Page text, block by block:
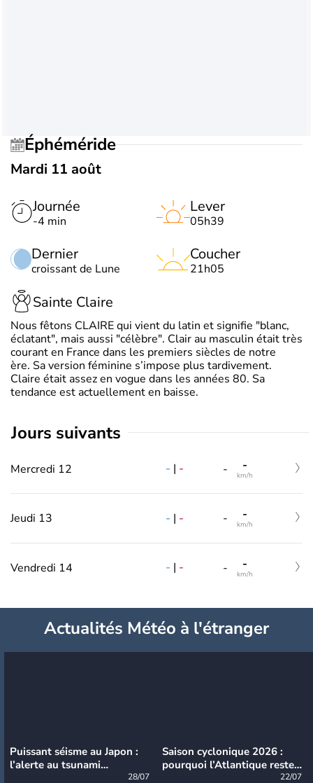
Éphéméride
Mardi 11 août
Journée
-4 min
Dernier
croissant de Lune
Lever
05h39
Coucher
21h05
Sainte Claire
Nous fêtons CLAIRE qui vient du latin et signifie "blanc,
éclatant", mais aussi "célèbre". Clair au masculin était très
courant en France dans les premiers siècles de notre
ère. Sa version féminine s’impose plus tardivement.
Claire était assez en vogue dans les années 80. Sa
tendance est actuellement en baisse.
jours suivants
Mercredi 12 - | - - -
km/h
Jeudi 13 - | - - -
km/h
Vendredi 14 - | - - -
km/h
Actualités Météo à l'étranger
Puissant séisme au Japon :
l’alerte au tsunami
28/07
Saison cyclonique 2026 :
pourquoi l’Atlantique reste
22/07